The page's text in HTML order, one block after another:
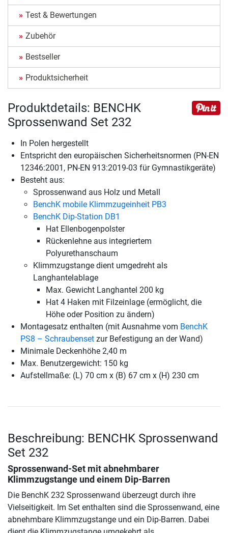
Test & Bewertungen
Zubehör
Bestseller
Produktsicherheit
Produktdetails: BENCHK
Sprossenwand Set 232
In Polen hergestellt
Entspricht den europäischen Sicherheitsnormen (PN-EN
12346:2001, PN-EN 913:2019-03 für Gymnastikgeräte)
Besteht aus:
Sprossenwand aus Holz und Metall
BenchK mobile Klimmzugeinheit PB3
BenchK Dip-Station DB1
Hat Ellenbogenpolster
Rückenlehne aus integriertem
Polyurethanschaum
Klimmzugstange dient umgedreht als
Langhantelablage
Max. Gewicht Langhantel 200 kg
Hat 4 Haken mit Filzeinlage (ermöglicht, die
Höhe oder Position zu ändern)
Montagesatz enthalten (mit Ausnahme vom BenchK
PS8 – Schraubenset zur Befestigung an der Wand)
Minimale Deckenhöhe 2,40 m
Max. Benutzergewicht: 150 kg
Aufstellmaße: (L) 70 cm x (B) 67 cm x (H) 230 cm
Beschreibung: BENCHK Sprossenwand
Set 232
Sprossenwand-Set mit abnehmbarer
Klimmzugstange und einem Dip-Barren
Die BenchK 232 Sprossenwand überzeugt durch ihre
Vielseitigkeit. Im Set enthalten sind die Sprossenwand, eine
abnehmbare Klimmzugstange und ein Dip-Barren. Dabei